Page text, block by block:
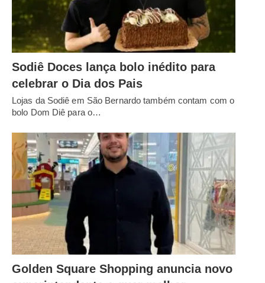
Sodiê Doces lança bolo inédito para
celebrar o Dia dos Pais
Lojas da Sodiê em São Bernardo também contam com o
bolo Dom Diê para o…
Golden Square Shopping anuncia novo